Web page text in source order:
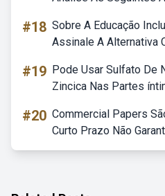
#18 Sobre A Educação
Assinale A Alternativa
#19 Pode Usar Sulfato De
Zincica Nas Partes
#20 Commercial Papers
Curto Prazo Não